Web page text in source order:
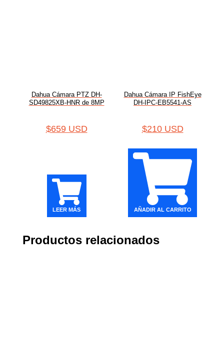
Dahua Cámara PTZ DH-
SD49825XB-HNR de 8MP
$659 USD
LEER MÁS
Dahua Cámara IP FishEye
DH-IPC-EB5541-AS
$210 USD
AÑADIR AL CARRITO
Productos relacionados